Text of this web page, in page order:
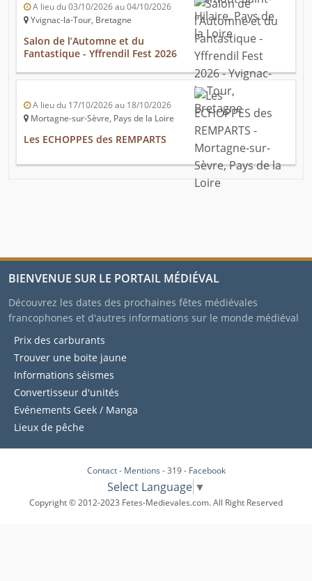
A lieu du 03/10/2026 au 04/10/2026
Yvignac-la-Tour, Bretagne
Salon de l’Automne et du
Fantastique - Yffrendil Fest 2026
A lieu du 17/10/2026 au 18/10/2026
Mortagne-sur-Sèvre, Pays de la Loire
Les ECHOPPES des REMPARTS
BIENVENUE SUR LE PORTAIL MÉDIÉVAL
Découvrez les dates des prochaines fêtes médiévales
francophones et d'autres informations sur le monde médiéval
Prix des carburants
Trouver une boite jaune
Informations séismes
Convertisseur d'unités
Evénements Geek / Manga
Lieux de pêche
Contact- Mentions - 319 - Facebook
Select Language ▼
Copyright © 2012-2023 Fetes-Medievales.com. All Right Reserved